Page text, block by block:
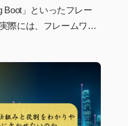
Boot」といったフレー
際には、フレームワー
した基礎を理解してい
率や設計力は大きく変
ムワークを学ぶ前に押